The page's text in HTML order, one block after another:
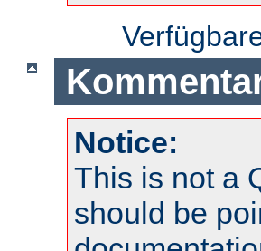
Notice:
This is not a
should be